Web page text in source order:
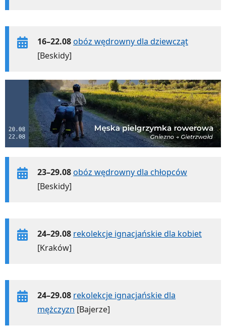
16–22.08obóz wędrowny dla dziewcząt
[Beskidy]
23–29.08obóz wędrowny dla chłopców
[Beskidy]
24–29.08 rekolekcje ignacjańskie dla kobiet
[Kraków]
24–29.08 rekolekcje ignacjańskie dla
mężczyzn [Bajerze]